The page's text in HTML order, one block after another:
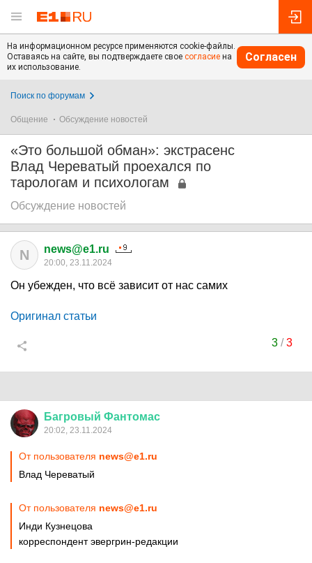
На информационном ресурсе применяются cookie-файлы.
Оставаясь на сайте, вы подтверждаете свое согласие на
их использование.
Согласен
Поиск по форумам
Общение Обсуждение новостей
«Это большой обман»: экстрасенс
Влад Череватый проехался по
тарологам и психологам
Обсуждение новостей
N news@e1.ru
20:00, 23.11.2024
Он убежден, что всё зависит от нас самих
Оригинал статьи
3/3
Багровый Фантомас
20:02, 23.11.2024
От пользователя news@e1.ru
Влад Череватый
От пользователя news@e1.ru
Инди Кузнецова
корреспондент эвергрин-редакции